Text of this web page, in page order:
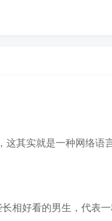
这其实就是一种网络语
相好看的男生，代表